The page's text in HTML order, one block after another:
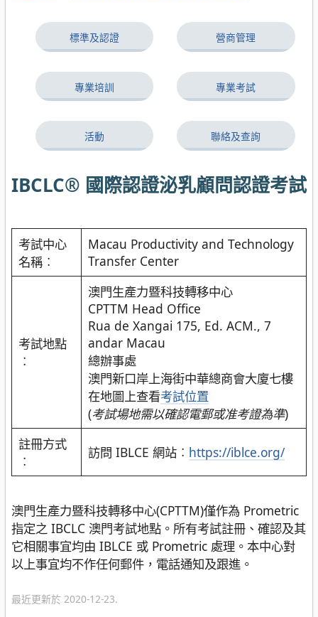
標準及認證 營商管理
專業培訓 專業考試
活動 聯絡及查詢
IBCLC® 國際認證泌乳顧問認證考試
考試中心
名稱︰
Macau Productivity and Technology
Transfer Center
考試地點
︰
澳門生產力暨科技轉移中心
CPTTM Head Office
Rua de Xangai 175, Ed. ACM., 7
andar Macau
總辦事處
澳門新口岸上海街中華總商會大廈七樓
在地圖上查看考試位置
(考試場地需以確認電郵或准考證為準)
註冊方式
︰
訪問 IBLCE 網站︰ https://iblce.org/
澳門生產力暨科技轉移中心(CPTTM)僅作為 Prometric
指定之 IBCLC 澳門考試地點。所有考試註冊、確認及其
它相關事宜均由 IBLCE 或 Prometric 處理。本中心對
以上事宜均不作任何郵件，電話通知及跟進。
最近更新於 2020-12-23.